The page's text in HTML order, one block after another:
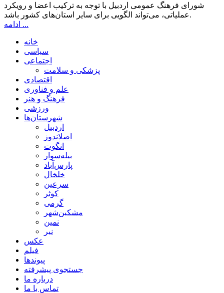
شورای فرهنگ عمومی اردبیل با توجه به ترکیب اعضا و رویکرد
عملیاتی، می‌تواند الگویی برای سایر استان‌های کشور باشد.
ادامه ...
خانه
سیاسی
اجتماعی
پزشکی و سلامت
اقتصادی
علم و فناوری
فرهنگ و هنر
ورزشی
شهرستان‌ها
اردبیل
اصلاندوز
انگوت
بیله‌سوار
پارس‌آباد
خلخال
سرعین
کوثر
گرمی
مشکین‌شهر
نمین
نیر
عکس
فیلم
پیوندها
جستجوی پیشرفته
درباره ما
تماس با ما